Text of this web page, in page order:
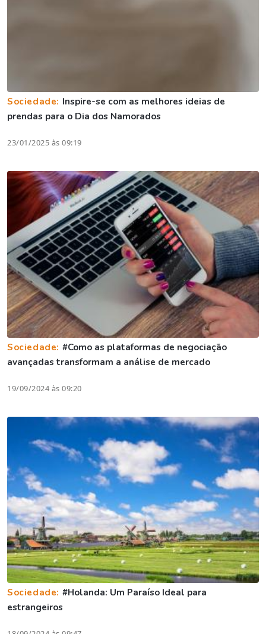
Sociedade: Inspire-se com as melhores ideias de
prendas para o Dia dos Namorados
23/01/2025 às 09:19
Sociedade: #Como as plataformas de negociação
avançadas transformam a análise de mercado
19/09/2024 às 09:20
Sociedade: #Holanda: Um Paraíso Ideal para
estrangeiros